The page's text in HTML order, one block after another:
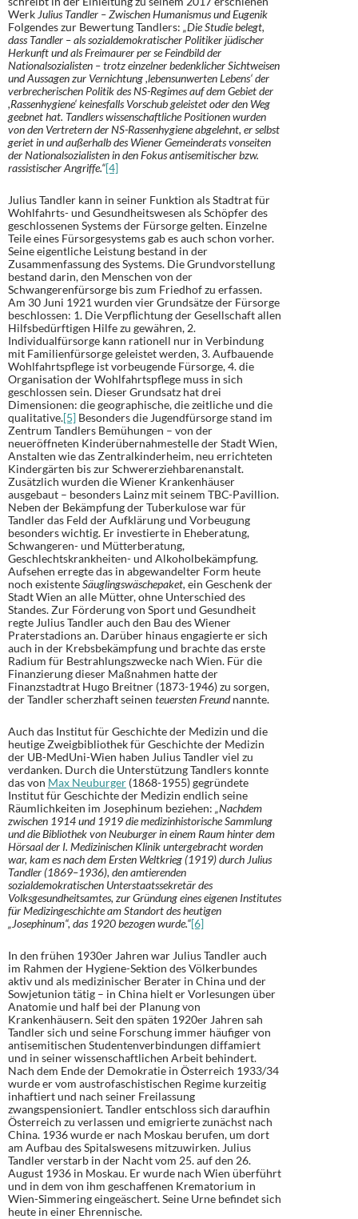
Werk Julius Tandler – Zwischen Humanismus und Eugenik
Folgendes zur Bewertung Tandlers: „Die Studie belegt,
dass Tandler – als sozialdemokratischer Politiker jüdischer
Herkunft und als Freimaurer per se Feindbild der
Nationalsozialisten – trotz einzelner bedenklicher Sichtweisen
und Aussagen zur Vernichtung ,lebensunwerten Lebens‘ der
verbrecherischen Politik des NS-Regimes auf dem Gebiet der
,Rassenhygiene‘ keinesfalls Vorschub geleistet oder den Weg
geebnet hat. Tandlers wissenschaftliche Positionen wurden
von den Vertretern der NS-Rassenhygiene abgelehnt, er selbst
geriet in und außerhalb des Wiener Gemeinderats vonseiten
der Nationalsozialisten in den Fokus antisemitischer bzw.
rassistischer Angriffe.“[4]
Julius Tandler kann in seiner Funktion als Stadtrat für
Wohlfahrts- und Gesundheitswesen als Schöpfer des
geschlossenen Systems der Fürsorge gelten. Einzelne
Teile eines Fürsorgesystems gab es auch schon vorher.
Seine eigentliche Leistung bestand in der
Zusammenfassung des Systems. Die Grundvorstellung
bestand darin, den Menschen von der
Schwangerenfürsorge bis zum Friedhof zu erfassen.
Am 30 Juni 1921 wurden vier Grundsätze der Fürsorge
beschlossen: 1. Die Verpflichtung der Gesellschaft allen
Hilfsbedürftigen Hilfe zu gewähren, 2.
Individualfürsorge kann rationell nur in Verbindung
mit Familienfürsorge geleistet werden, 3. Aufbauende
Wohlfahrtspflege ist vorbeugende Fürsorge, 4. die
Organisation der Wohlfahrtspflege muss in sich
geschlossen sein. Dieser Grundsatz hat drei
Dimensionen: die geographische, die zeitliche und die
qualitative.[5] Besonders die Jugendfürsorge stand im
Zentrum Tandlers Bemühungen – von der
neueröffneten Kinderübernahmestelle der Stadt Wien,
Anstalten wie das Zentralkinderheim, neu errichteten
Kindergärten bis zur Schwererziehbarenanstalt.
Zusätzlich wurden die Wiener Krankenhäuser
ausgebaut – besonders Lainz mit seinem TBC-Pavillion.
Neben der Bekämpfung der Tuberkulose war für
Tandler das Feld der Aufklärung und Vorbeugung
besonders wichtig. Er investierte in Eheberatung,
Schwangeren- und Mütterberatung,
Geschlechtskrankheiten- und Alkoholbekämpfung.
Aufsehen erregte das in abgewandelter Form heute
noch existenteSäuglingswäschepaket, ein Geschenk der
Stadt Wien an alle Mütter, ohne Unterschied des
Standes. Zur Förderung von Sport und Gesundheit
regte Julius Tandler auch den Bau des Wiener
Praterstadions an. Darüber hinaus engagierte er sich
auch in der Krebsbekämpfung und brachte das erste
Radium für Bestrahlungszwecke nach Wien. Für die
Finanzierung dieser Maßnahmen hatte der
Finanzstadtrat Hugo Breitner (1873-1946) zu sorgen,
der Tandler scherzhaft seinen teuersten Freundnannte.
Auch das Institut für Geschichte der Medizin und die
heutige Zweigbibliothek für Geschichte der Medizin
der UB-MedUni-Wien haben Julius Tandler viel zu
verdanken. Durch die Unterstützung Tandlers konnte
das von Max Neuburger (1868-1955) gegründete
Institut für Geschichte der Medizin endlich seine
Räumlichkeiten im Josephinum beziehen: „Nachdem
zwischen 1914 und 1919 die medizinhistorische Sammlung
und die Bibliothek von Neuburger in einem Raum hinter dem
Hörsaal der I. Medizinischen Klinik untergebracht worden
war, kam es nach dem Ersten Weltkrieg (1919) durch Julius
Tandler (1869–1936), den amtierenden
sozialdemokratischen Unterstaatssekretär des
Volksgesundheitsamtes, zur Gründung eines eigenen Institutes
für Medizingeschichte am Standort des heutigen
„Josephinum“, das 1920 bezogen wurde.“[6]
In den frühen 1930er Jahren war Julius Tandler auch
im Rahmen der Hygiene-Sektion des Völkerbundes
aktiv und als medizinischer Berater in China und der
Sowjetunion tätig – in China hielt er Vorlesungen über
Anatomie und half bei der Planung von
Krankenhäusern. Seit den späten 1920er Jahren sah
Tandler sich und seine Forschung immer häufiger von
antisemitischen Studentenverbindungen diffamiert
und in seiner wissenschaftlichen Arbeit behindert.
Nach dem Ende der Demokratie in Österreich 1933/34
wurde er vom austrofaschistischen Regime kurzeitig
inhaftiert und nach seiner Freilassung
zwangspensioniert. Tandler entschloss sich daraufhin
Österreich zu verlassen und emigrierte zunächst nach
China. 1936 wurde er nach Moskau berufen, um dort
am Aufbau des Spitalswesens mitzuwirken. Julius
Tandler verstarb in der Nacht vom 25. auf den 26.
August 1936 in Moskau. Er wurde nach Wien überführt
und in dem von ihm geschaffenen Krematorium in
Wien-Simmering eingeäschert. Seine Urne befindet sich
heute in einer Ehrennische.